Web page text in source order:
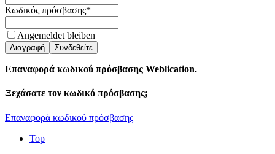
Κωδικός πρόσβασης*
Angemeldet bleiben
Διαγραφή Συνδεθείτε
Επαναφορά κωδικού πρόσβασης Weblication.
Ξεχάσατε τον κωδικό πρόσβασης;
Επαναφορά κωδικού πρόσβασης
Top